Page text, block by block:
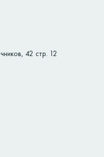
42 стр. 12